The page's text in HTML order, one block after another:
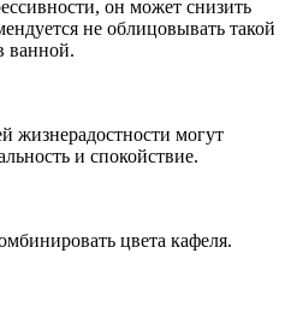
он может снизить
не облицовывать такой
ванной.
жизнерадостности могут
и спокойствие.
цвета кафеля.